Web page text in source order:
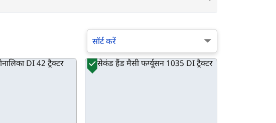
सॉर्ट करें